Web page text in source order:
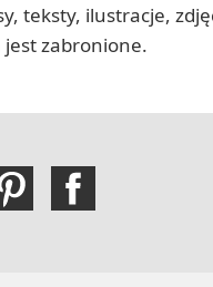
teksty, ilustracje,
jest zabronione.